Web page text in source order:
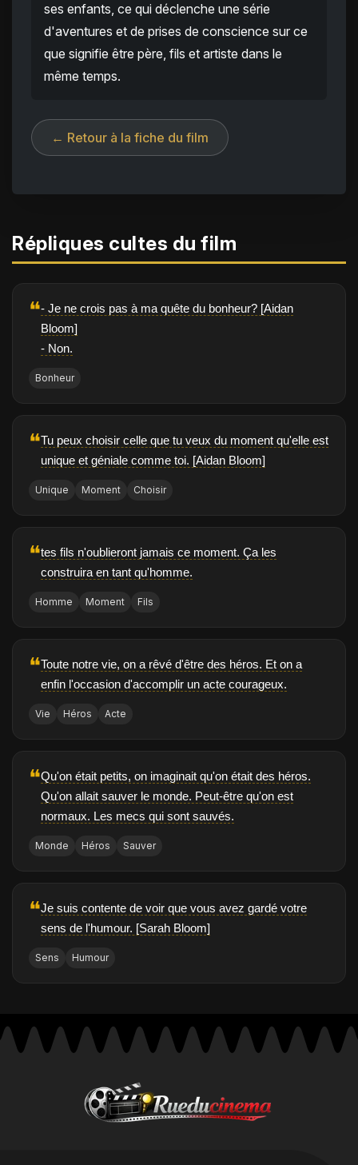
ses enfants, ce qui déclenche une série
d'aventures et de prises de conscience sur ce
que signifie être père, fils et artiste dans le
même temps.
← Retour à la fiche du film
Répliques cultes du film
❝- Je ne crois pas à ma quête du bonheur? [Aidan
Bloom]
- Non.
Bonheur
❝Tu peux choisir celle que tu veux du moment qu'elle est
unique et géniale comme toi. [Aidan Bloom]
Unique Moment Choisir
❝tes fils n'oublieront jamais ce moment. Ça les
construira en tant qu'homme.
Homme Moment Fils
❝Toute notre vie, on a rêvé d'être des héros. Et on a
enfin l'occasion d'accomplir un acte courageux.
Vie Héros Acte
❝Qu'on était petits, on imaginait qu'on était des héros.
Qu'on allait sauver le monde. Peut-être qu'on est
normaux. Les mecs qui sont sauvés.
Monde Héros Sauver
❝Je suis contente de voir que vous avez gardé votre
sens de l'humour. [Sarah Bloom]
Sens Humour